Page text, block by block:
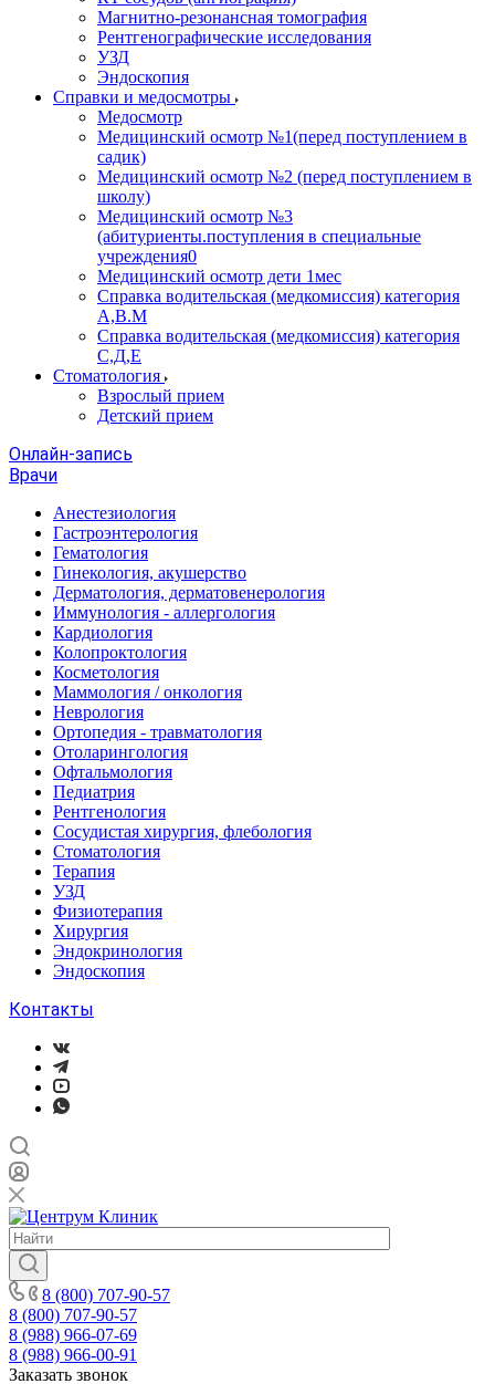
Магнитно-резонансная томография
Рентгенографические исследования
УЗД
Эндоскопия
Справки и медосмотры
Медосмотр
Медицинский осмотр №1(перед поступлением в
садик)
Медицинский осмотр №2 (перед поступлением в
школу)
Медицинский осмотр №3
(абитуриенты.поступления в специальные
учреждения0
Медицинский осмотр дети 1мес
Справка водительская (медкомиссия) категория
А,В.М
Справка водительская (медкомиссия) категория
С,Д,Е
Стоматология
Взрослый прием
Детский прием
Онлайн-запись
Врачи
Анестезиология
Гастроэнтерология
Гематология
Гинекология, акушерство
Дерматология, дерматовенерология
Иммунология - аллергология
Кардиология
Колопроктология
Косметология
Маммология / онкология
Неврология
Ортопедия - травматология
Отоларингология
Офтальмология
Педиатрия
Рентгенология
Сосудистая хирургия, флебология
Стоматология
Терапия
УЗД
Физиотерапия
Хирургия
Эндокринология
Эндоскопия
Контакты
8 (800) 707-90-57
8 (800) 707-90-57
8 (988) 966-07-69
8 (988) 966-00-91
Заказать звонок